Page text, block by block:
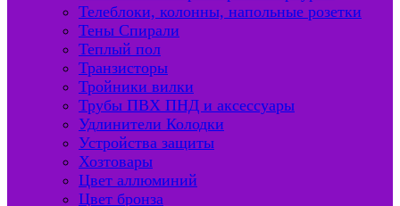
Телеблоки, колонны, напольные розетки
Тены Спирали
Теплый пол
Транзисторы
Тройники вилки
Трубы ПВХ ПНД и аксессуары
Удлинители Колодки
Устройства защиты
Хозтовары
Цвет аллюминий
Цвет бронза